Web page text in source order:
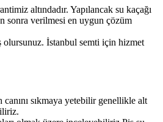
altındadır. Yapılancak su kaçağı
sonra verilmesi en uygun çözüm
olursunuz. İstanbul semti için hizmet
sıkmaya yetebilir genellikle alt